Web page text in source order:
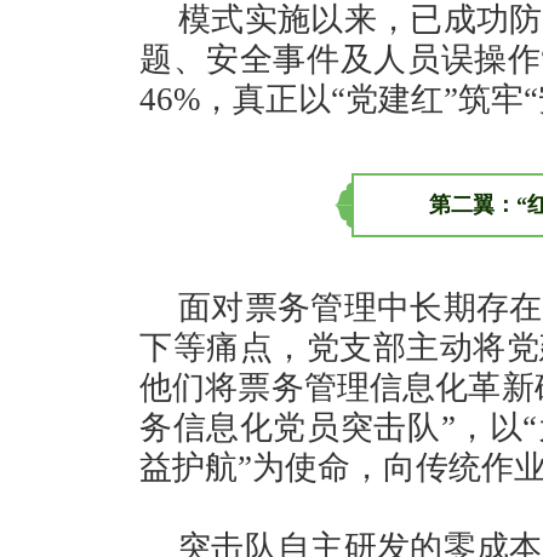
模式实施以来，已成功
题、安全事件及人员误操
46%，真正以“党建红”筑牢
第二翼：“
面对票务管理中长期存
下等痛点，党支部主动将
他们将票务管理信息化革
务信息化党员突击队”，以
益护航”为使命，向传统作
突击队自主研发的零成